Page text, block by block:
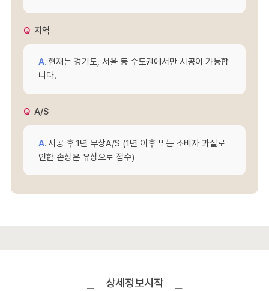
지역
현재는 경기도, 서울 등 수도권에서만 시공이 가능합
니다.
A/S
시공 후 1년 무상A/S (1년 이후 또는 소비자 과실로
인한 손상은 유상으로 접수)
상세정보시작